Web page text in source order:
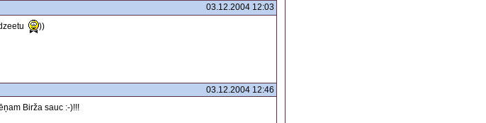
03.12.2004 12:03
))
03.12.2004 12:46
Birža sauc :-)!!!